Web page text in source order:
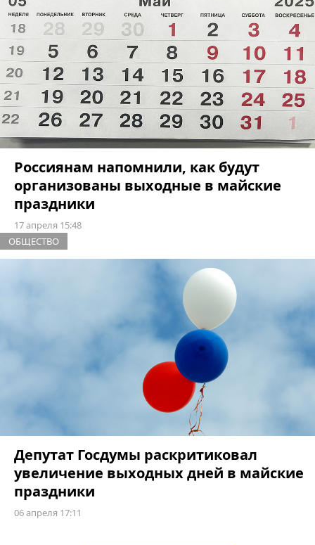
Россиянам напомнили, как будут
организованы выходные в майские
праздники
17 апреля 15:48
ОБЩЕСТВО
Депутат Госдумы раскритиковал
увеличение выходных дней в майские
праздники
06 апреля 17:11